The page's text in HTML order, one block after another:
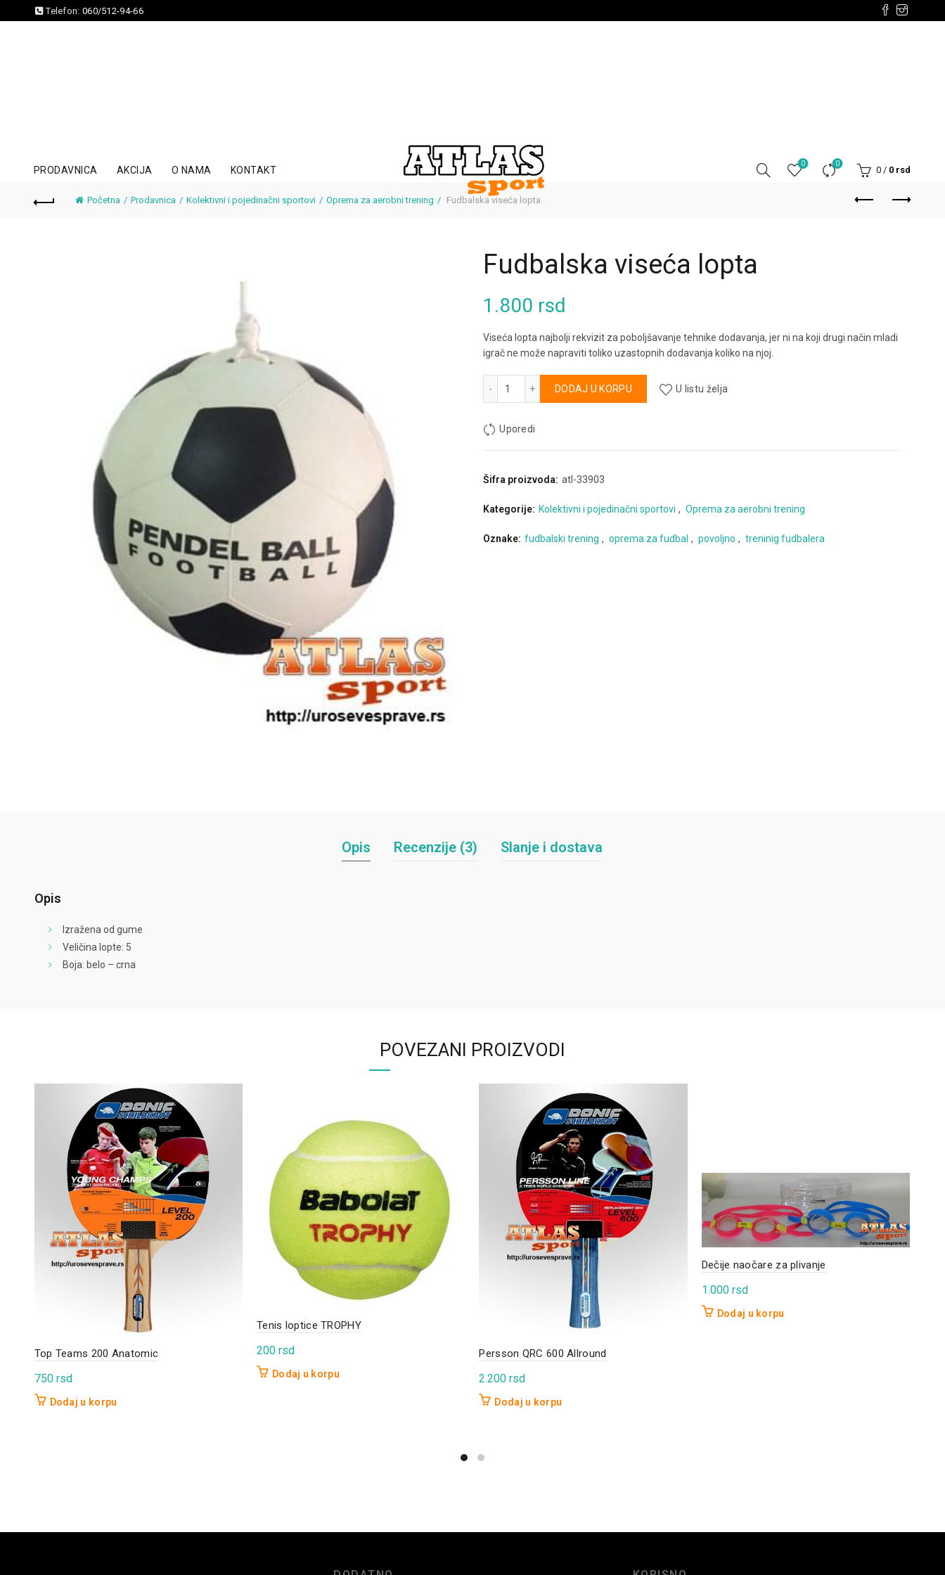
Telefon: 060/512-94-66
PRODAVNICA AKCIJA O NAMA KONTAKT
0 0
0 / 0 rsd
Početna Prodavnica Kolektivni i pojedinačni sportovi Oprema za aerobni trening Fudbalska viseća lopta
Fudbalska viseća lopta
1.800 rsd
Viseća lopta najbolji rekvizit za poboljšavanje tehnike dodavanja, jer ni na koji drugi način mladi
igrač ne može napraviti toliko uzastopnih dodavanja koliko na njoj.
DODAJ U KORPU
Alternative:
U listu želja
Uporedi
Šifra proizvoda: atl-33903
Kategorije: Kolektivni i pojedinačni sportovi , Oprema za aerobni trening
Oznake: fudbalski trening , oprema za fudbal , povoljno , treninig fudbalera
Opis Recenzije (3) Slanje i dostava
Opis
Izražena od gume
Veličina lopte: 5
Boja: belo – crna
POVEZANI PROIZVODI
Top Teams 200 Anatomic
750 rsd
Dodaj u korpu
Tenis loptice TROPHY
200 rsd
Dodaj u korpu
Persson QRC 600 Allround
2.200rsd
Dodaj u korpu
Dečije naočare za plivanje
1.000 rsd
Dodaj u korpu